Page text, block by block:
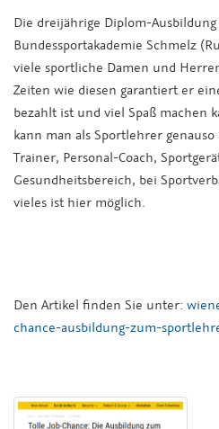
Die dreijährige Diplom-
Bundessportakademie Schmelz
viele sportliche Damen und
Zeiten wie diesen garantiert er
bezahlt ist und viel Spaß machen
kann man als Sportlehrer
Trainer, Personal-Coach,
Gesundheitsbereich, bei
vieles ist hier möglich.
Den Artikel finden Sie unter:
chance-ausbildung-zum-